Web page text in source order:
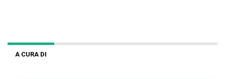
A CURA DI